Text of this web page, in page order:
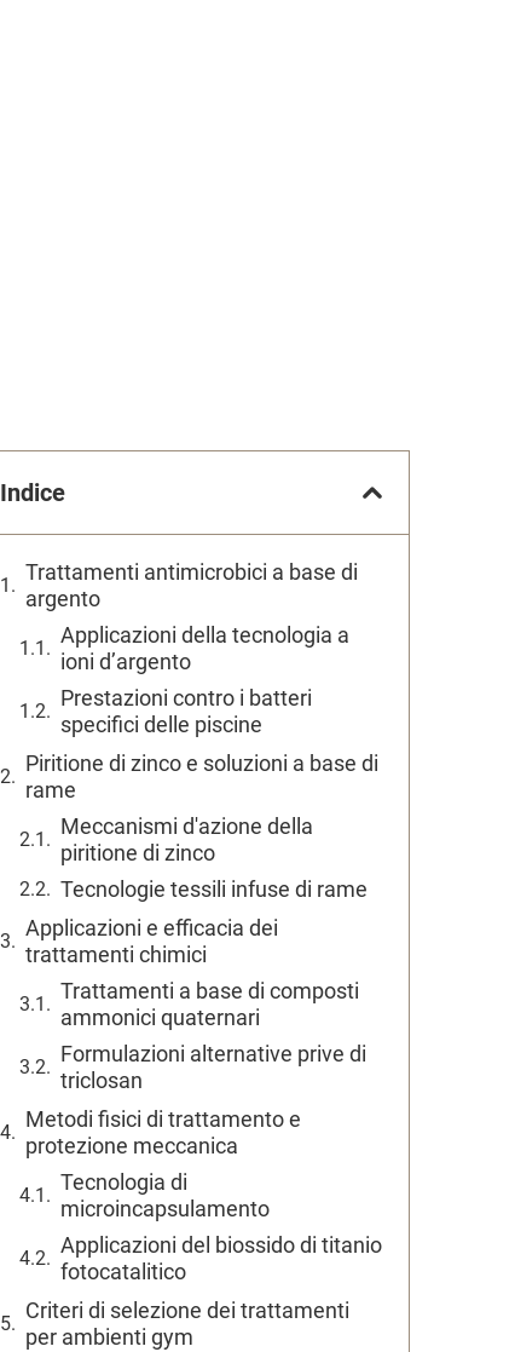
Indice
Trattamenti antimicrobici a base di
argento
Applicazioni della tecnologia a
ioni d’argento
Prestazioni contro i batteri
specifici delle piscine
Piritione di zinco e soluzioni a base di
rame
Meccanismi d'azione della
piritione di zinco
Tecnologie tessili infuse di rame
Applicazioni e efficacia dei
trattamenti chimici
Trattamenti a base di composti
ammonici quaternari
Formulazioni alternative prive di
triclosan
Metodi fisici di trattamento e
protezione meccanica
Tecnologia di
microincapsulamento
Applicazioni del biossido di titanio
fotocatalitico
Criteri di selezione dei trattamenti
per ambienti gym